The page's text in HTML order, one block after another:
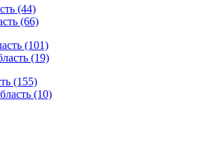
(44)
(66)
(101)
(19)
(155)
(10)